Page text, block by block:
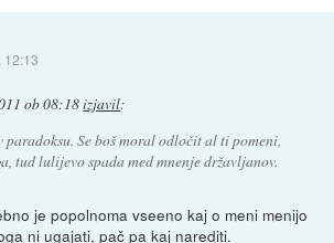
12:13
ob 08:18izjavil:
paradoksu. Se boš moral odločit al ti pomeni,
tud lulijevo spada med mnenje državljanov.
je popolnoma vseeno kaj o meni menijo
ni ugajati, pač pa kaj narediti.